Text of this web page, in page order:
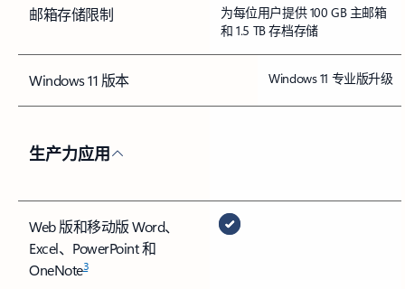
邮箱存储限制
为每位用户提供 100 GB 主邮箱
和 1.5 TB 存档存储
Windows 11 版本 Windows 11 专业版升级
生产力应用
Web 版和移动版 Word、
Excel、PowerPoint 和
OneNote3